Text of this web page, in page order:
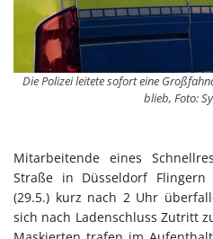
Die Polizei leitete sofort eine
blieb, Foto:
Mitarbeitende eines
Straße in Düsseldorf
(29.5.) kurz nach 2 Uhr
sich nach Ladenschluss Zutritt